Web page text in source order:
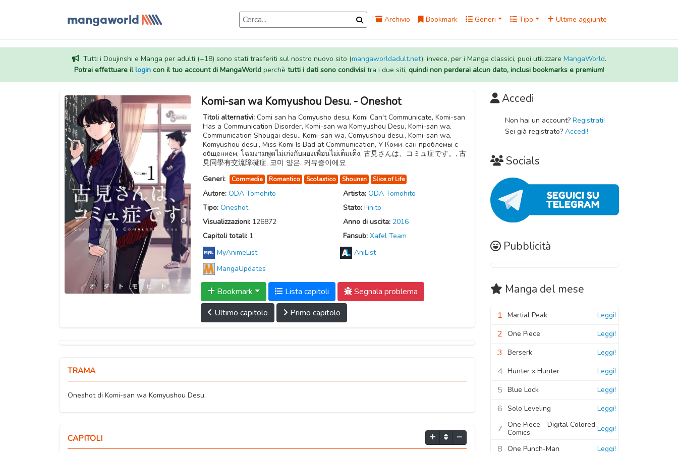
Archivio Bookmark Generi Tipo Ultime aggiunte
Tutti i Doujinshi e Manga per adulti (+18) sono stati trasferiti sul nostro nuovo sito (mangaworldadult.net); invece, per i Manga classici, puoi utilizzare MangaWorld.
Potrai effettuare illogincon il tuo account di MangaWorldperchè tutti i dati sono condivisitra i due siti, quindi non perderai alcun dato, inclusi bookmarks e premium!
Komi-san wa Komyushou Desu. - Oneshot
Titoli alternativi: Comi san ha Comyusho desu, Komi Can't Communicate, Komi-san
Has a Communication Disorder, Komi-san wa Komyushou Desu, Komi-san wa,
Communication Shougai desu., Komi-san wa, Comyushou desu., Komi-san wa,
Komyushou desu., Miss Komi Is Bad at Communication, У Коми-сан проблемы с
общением, โฉมงามพูดไม่เก่งกับผองเพื่อนไม่เต็มเต็ง, 古見さんは、コミュ症です。, 古
見同學有交流障礙症, 코미 양은, 커뮤증이에요
Generi:
Commedia Romantico Scolastico Shounen Slice of Life
Autore: ODA Tomohito Artista: ODA Tomohito
Tipo: Oneshot Stato: Finito
Visualizzazioni: 126872 Anno di uscita: 2016
Capitoli totali: 1 Fansub: Xafel Team
MyAnimeList
AniList
MangaUpdates
Bookmark Lista capitoli
Segnala problema
Ultimo capitolo
Primo capitolo
TRAMA
Oneshot di Komi-san wa Komyushou Desu.
CAPITOLI
Accedi
Non hai un account? Registrati!
Sei già registrato? Accedi!
Socials
Pubblicità
Manga del mese
1 Martial Peak Leggi!
2 One Piece Leggi!
3 Berserk Leggi!
4 Hunter x Hunter Leggi!
5 Blue Lock Leggi!
6 Solo Leveling Leggi!
7 One Piece - Digital Colored
Comics
Leggi!
8 One Punch-Man Leggi!